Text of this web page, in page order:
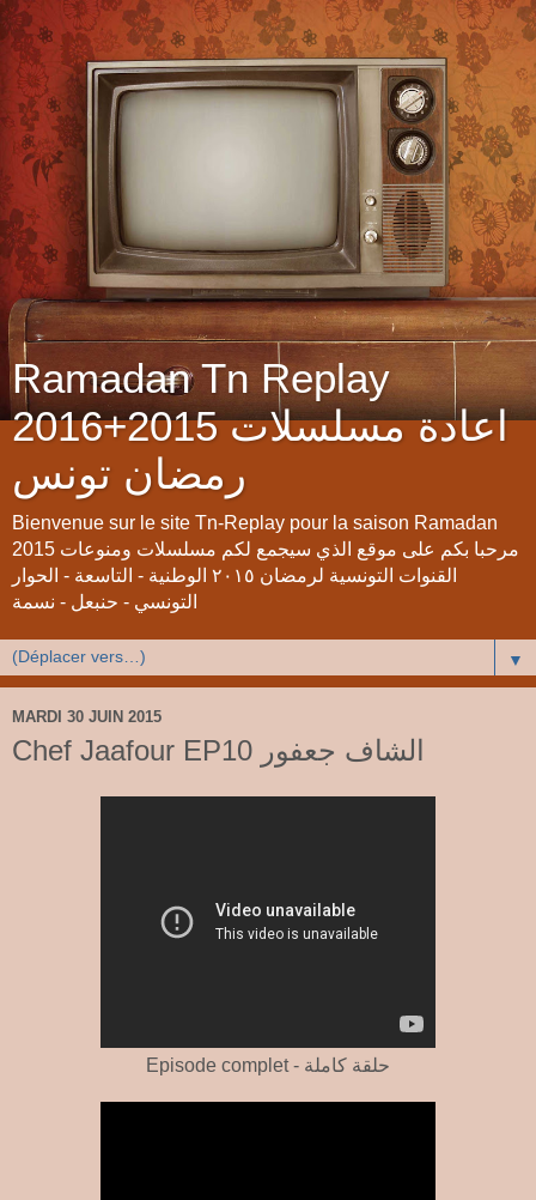
Ramadan Tn Replay
2016+2015 اعادة مسلسلات
رمضان تونس
Bienvenue sur le site Tn-Replay pour la saison Ramadan
2015 مرحبا بكم على موقع الذي سيجمع لكم مسلسلات ومنوعات
القنوات التونسية لرمضان ٢٠١٥ الوطنية - التاسعة - الحوار
التونسي - حنبعل - نسمة
▼
MARDI 30 JUIN 2015
Chef Jaafour EP10 الشاف جعفور
Episode complet - حلقة كاملة